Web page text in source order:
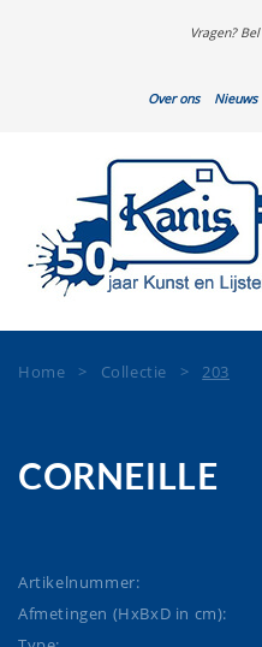
Vragen? Bel
Over ons Nieuws
Home > Collectie >203
CORNEILLE
Artikelnummer:
Afmetingen (HxBxD in cm):